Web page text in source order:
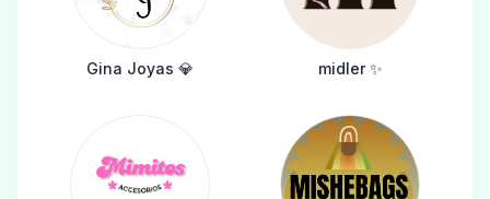
Gina Joyas 💎 midler ✨️